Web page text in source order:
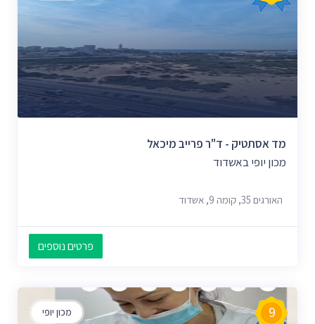
מד אסתטיק - ד"ר פרייב מיכאל
מכון יופי באשדוד
האורגים 35, קומה 9, אשדוד
פרטים נוספים
מכון יופי 9